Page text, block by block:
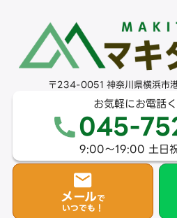
〒234-0051 神奈川県横浜市
お気軽にお電話
045-
9:00〜19:00 土日祝
メールで
いつでも！